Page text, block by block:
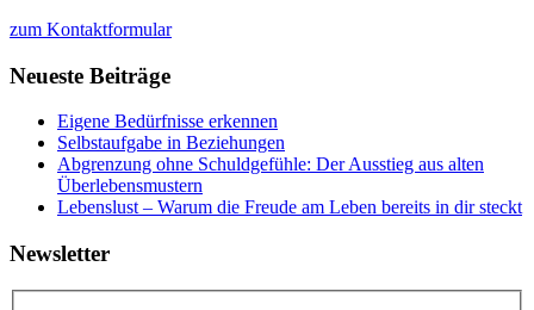
zum Kontaktformular
Neueste Beiträge
Eigene Bedürfnisse erkennen
Selbstaufgabe in Beziehungen
Abgrenzung ohne Schuldgefühle: Der Ausstieg aus alten
Überlebensmustern
Lebenslust – Warum die Freude am Leben bereits in dir steckt
Newsletter